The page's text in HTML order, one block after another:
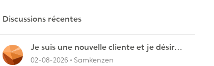
Discussions récentes
Je suis une nouvelle cliente et je désire
connecter mon appareil sur videotron
02-08-2026 Samkenzen